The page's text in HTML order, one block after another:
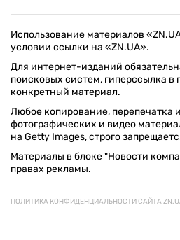
Использование материалов
условии ссылки на «ZN.UA».
Для интернет-изданий
поисковых систем, гиперссылка в
конкретный материал.
Любое копирование, перепечатка
фотографических и видео
на Getty Images, строго
Материалы в блоке "Новости
правах рекламы.
ПОЛИТИКА КОНФИДЕНЦИАЛЬНОСТИ САЙТА
© 1994–2026 «ЗЕРКАЛО НЕДЕЛИ. УКРАИНА».